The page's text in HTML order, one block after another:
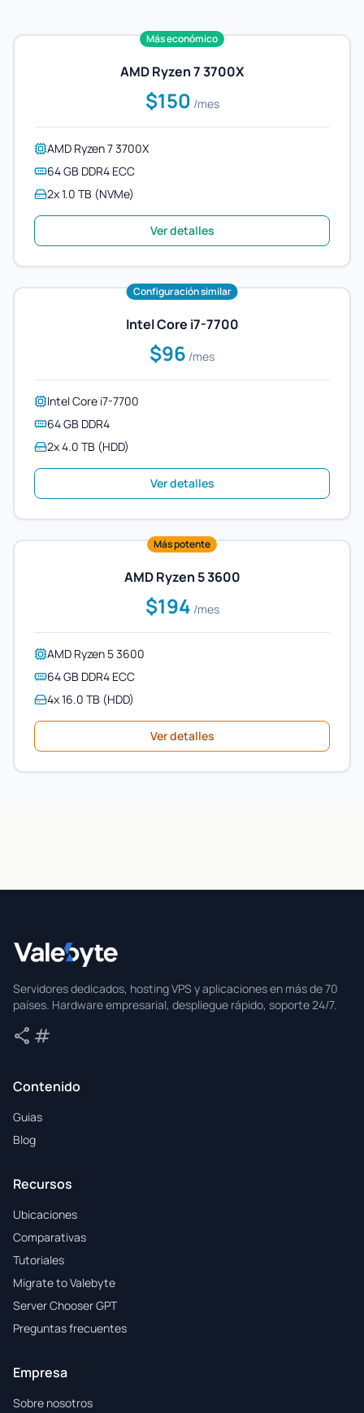
Más económico
AMD Ryzen 7 3700X
$150 /mes
AMD Ryzen 7 3700X
64 GB DDR4 ECC
2x 1.0 TB (NVMe)
Ver detalles
Configuración similar
Intel Core i7-7700
$96 /mes
Intel Core i7-7700
64 GB DDR4
2x 4.0 TB (HDD)
Ver detalles
Más potente
AMD Ryzen 5 3600
$194 /mes
AMD Ryzen 5 3600
64 GB DDR4 ECC
4x 16.0 TB (HDD)
Ver detalles
Servidores dedicados, hosting VPS y aplicaciones en más de 70
países. Hardware empresarial, despliegue rápido, soporte 24/7.
share Compartir
tag
Contenido
Guias
Blog
Recursos
Ubicaciones
Comparativas
Tutoriales
Migrate to Valebyte
Server Chooser GPT
Preguntas frecuentes
Empresa
Sobre nosotros